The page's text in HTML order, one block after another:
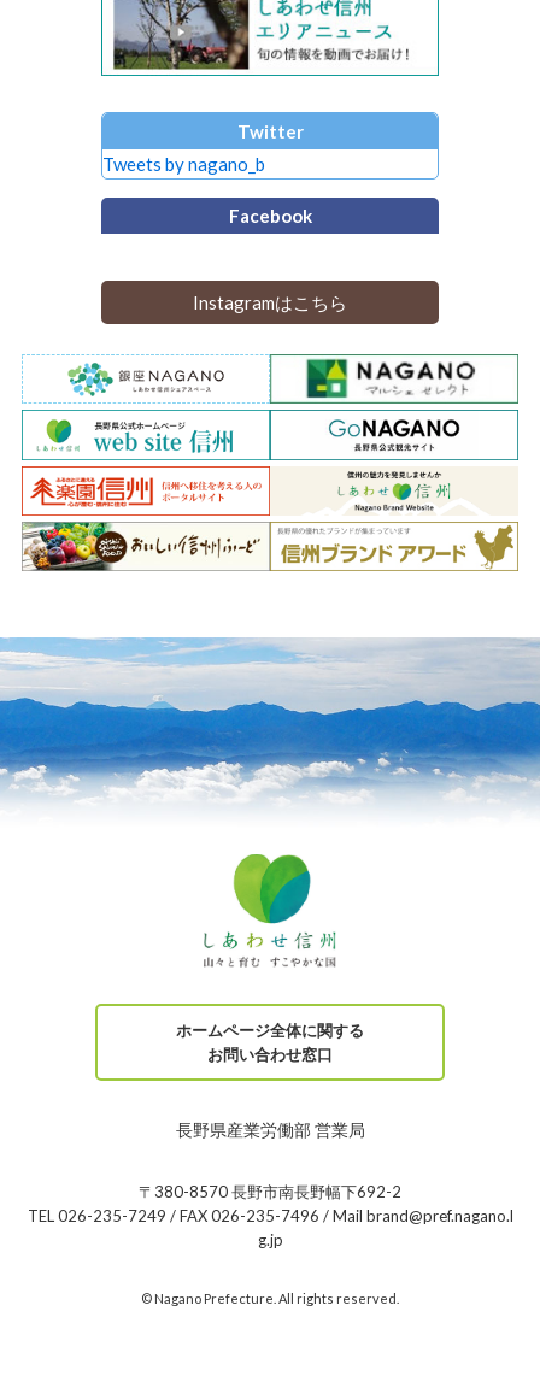
Twitter
Tweets by nagano_b
Facebook
Instagramはこちら
ホームページ全体に関する
お問い合わせ窓口
長野県産業労働部 営業局
〒380-8570 長野市南長野幅下692-2
TEL 026-235-7249 / FAX 026-235-7496 / Mail brand@pref.nagano.l
g.jp
© Nagano Prefecture. All rights reserved.